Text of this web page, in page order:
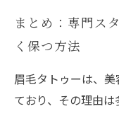
まとめ：専門ス
く保つ方法
眉毛タトゥーは、
ており、その理由